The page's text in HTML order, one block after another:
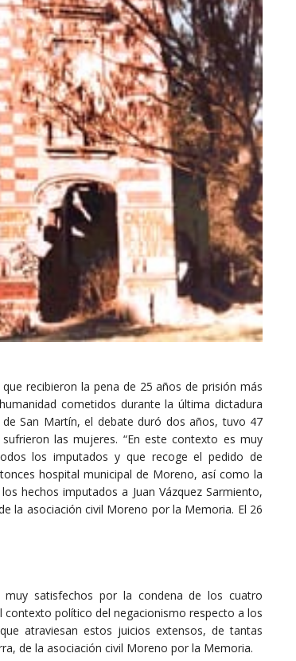
recibieron la pena de 25 años de prisión más
cometidos durante la última dictadura
San Martín, el debate duró dos años, tuvo 47
las mujeres. “En este contexto es muy
los imputados y que recoge el pedido de
hospital municipal de Moreno, así como la
hechos imputados a Juan Vázquez Sarmiento,
la asociación civil Moreno por la Memoria. El 26
satisfechos por la condena de los cuatro
político del negacionismo respecto a los
atraviesan estos juicios extensos, de tantas
de la asociación civil Moreno por la Memoria.